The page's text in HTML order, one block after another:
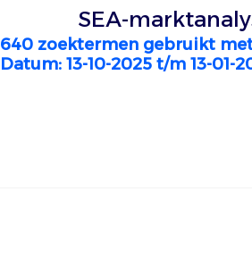
SEA-
640 zoektermen gebruikt
Datum: 13-10-2025 t/m 13-01-